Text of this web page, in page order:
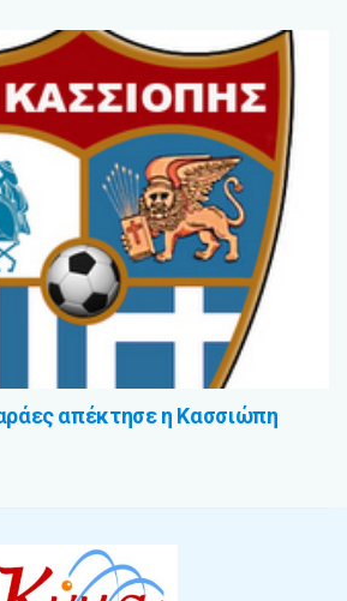
απέκτησε η Κασσιώπη